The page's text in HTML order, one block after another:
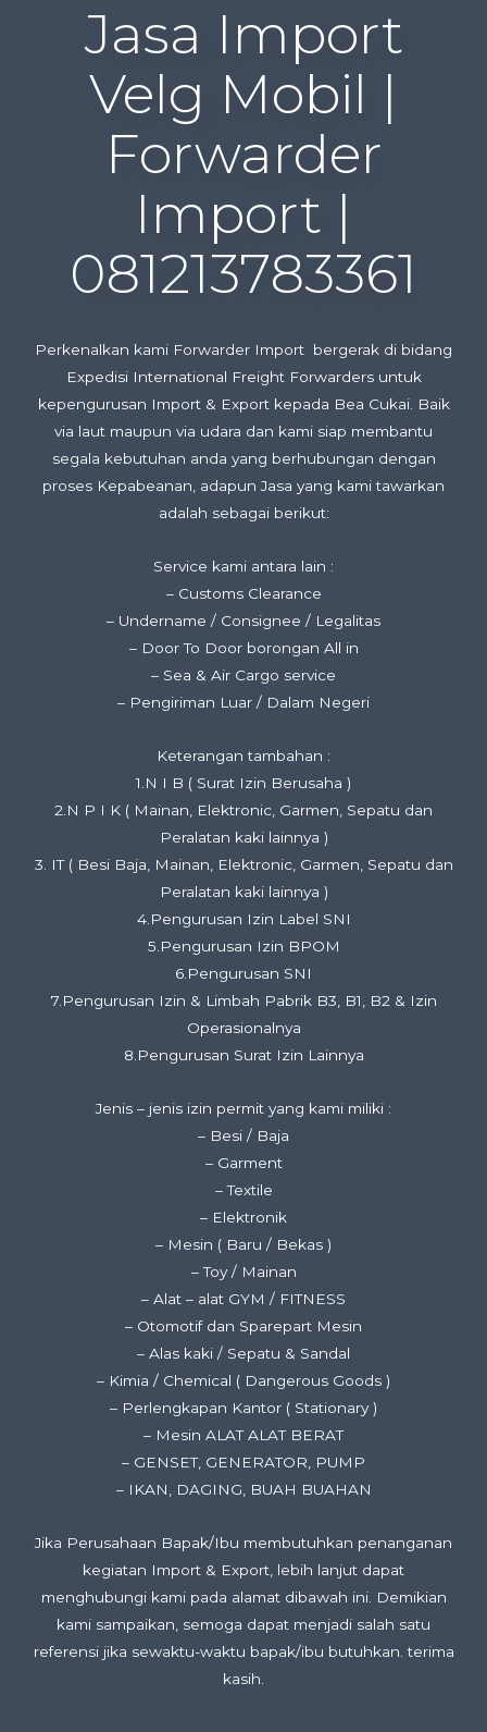
Jasa Import
Velg Mobil |
Forwarder
Import |
081213783361
Perkenalkan kami Forwarder Import bergerak di bidang
Expedisi International Freight Forwarders untuk
kepengurusan Import & Export kepada Bea Cukai. Baik
via laut maupun via udara dan kami siap membantu
segala kebutuhan anda yang berhubungan dengan
proses Kepabeanan, adapun Jasa yang kami tawarkan
adalah sebagai berikut:
Service kami antara lain :
– Customs Clearance
– Undername / Consignee / Legalitas
– Door To Door borongan All in
– Sea & Air Cargo service
– Pengiriman Luar / Dalam Negeri
Keterangan tambahan :
1.N I B ( Surat Izin Berusaha )
2.N P I K ( Mainan, Elektronic, Garmen, Sepatu dan
Peralatan kaki lainnya )
3. IT ( Besi Baja, Mainan, Elektronic, Garmen, Sepatu dan
Peralatan kaki lainnya )
4.Pengurusan Izin Label SNI
5.Pengurusan Izin BPOM
6.Pengurusan SNI
7.Pengurusan Izin & Limbah Pabrik B3, B1, B2 & Izin
Operasionalnya
8.Pengurusan Surat Izin Lainnya
Jenis – jenis izin permit yang kami miliki :
– Besi / Baja
– Garment
– Textile
– Elektronik
– Mesin ( Baru / Bekas )
– Toy / Mainan
– Alat – alat GYM / FITNESS
– Otomotif dan Sparepart Mesin
– Alas kaki / Sepatu & Sandal
– Kimia / Chemical ( Dangerous Goods )
– Perlengkapan Kantor ( Stationary )
– Mesin ALAT ALAT BERAT
– GENSET, GENERATOR, PUMP
– IKAN, DAGING, BUAH BUAHAN
Jika Perusahaan Bapak/Ibu membutuhkan penanganan
kegiatan Import & Export, lebih lanjut dapat
menghubungi kami pada alamat dibawah ini. Demikian
kami sampaikan, semoga dapat menjadi salah satu
referensi jika sewaktu-waktu bapak/ibu butuhkan. terima
kasih.